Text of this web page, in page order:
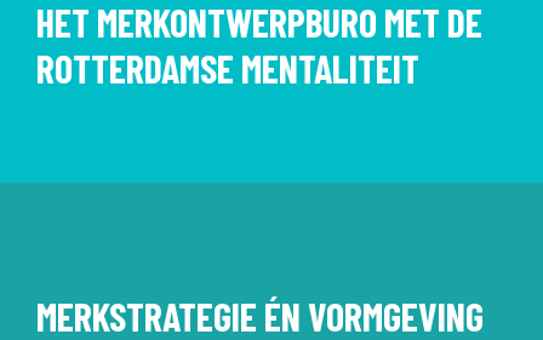
HET MERKONTWERPBURO MET DE
ROTTERDAMSE MENTALITEIT
MERKSTRATEGIE ÉN VORMGEVING